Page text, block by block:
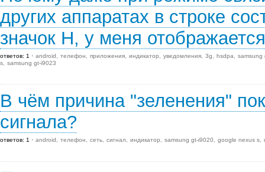
других аппаратах в строке
значок H, у меня
ответов: 1 android телефон приложения индикатор уведомления 3g hsdpa
samsung
s
samsung gt-i9023
В чём причина "зеленения"
сигнала?
ответов: 1 android телефон сеть сигнал индикатор samsung gt-i9020 google nexus s